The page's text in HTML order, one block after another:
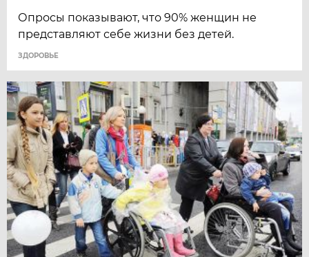
Опросы показывают, что 90% женщин не
представляют себе жизни без детей.
ЗДОРОВЬЕ